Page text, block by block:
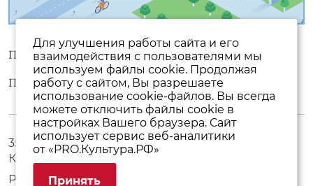
Пользовательское соглашение
Политика конфиденциальности
357500, Ставропольский край, г. Пятигорск, пр.
Кирова, 17
Режим работы с 10:00 до 19:00 без выходных
Для улучшения работы сайта и его
взаимодействия с пользователями мы
используем файлы cookie. Продолжая
работу с сайтом, Вы разрешаете
использование cookie-файлов. Вы всегда
можете отключить файлы cookie в
настройках Вашего браузера. Сайт
использует сервис веб-аналитики
от «PRO.Культура.РФ»
Принять